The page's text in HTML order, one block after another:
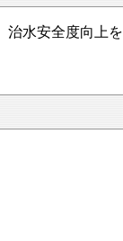
治水安全度向上を